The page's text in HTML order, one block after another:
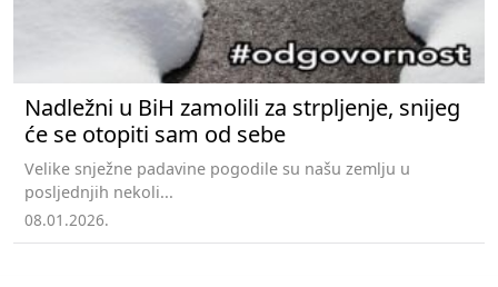
Nadležni u BiH zamolili za strpljenje, snijeg
će se otopiti sam od sebe
Velike snježne padavine pogodile su našu zemlju u
posljednjih nekoli...
08.01.2026.